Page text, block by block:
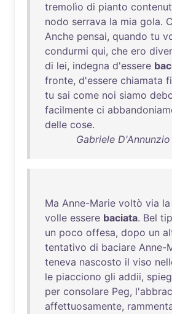
tremolìo di pianto
nodo serrava la mia gola.
Anche pensai, quando tu
condurmi qui, che ero
di lei, indegna d'essere
fronte, d'essere chiamata
tu sai come noi siamo
facilmente ci
delle cose.
Gabriele
Ma Anne-Marie voltò via la
volle essere baciata. Bel
un poco offesa, dopo un
tentativo di baciare Anne-
teneva nascosto il viso
le piacciono gli addii,
per consolare Peg,
affettuosamente,